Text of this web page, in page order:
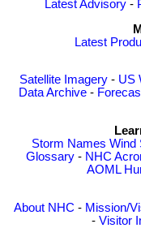
Latest Advisory -
Latest
Satellite Imagery - US
Data Archive -
Storm Names Wind
Glossary - NHC
AOML
About NHC - Mission/
- Visitor